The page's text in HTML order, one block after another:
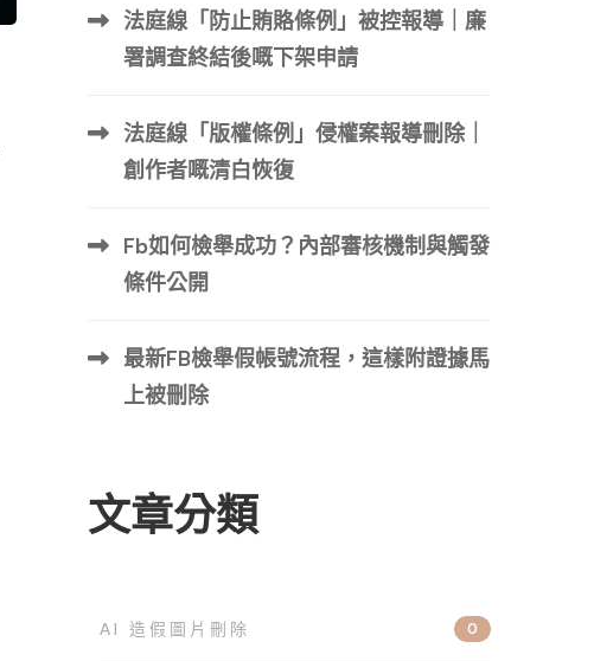
法庭線「防止賄賂條例」被控報導｜廉
署調查終結後嘅下架申請
法庭線「版權條例」侵權案報導刪除｜
創作者嘅清白恢復
Fb如何檢舉成功？內部審核機制與觸發
條件公開
最新FB檢舉假帳號流程，這樣附證據馬
上被刪除
文章分類
AI 造假圖片刪除 0